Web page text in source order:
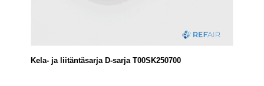
Kela- ja liitäntäsarja D-sarja T00SK250700